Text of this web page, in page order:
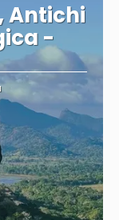
Antichi
-